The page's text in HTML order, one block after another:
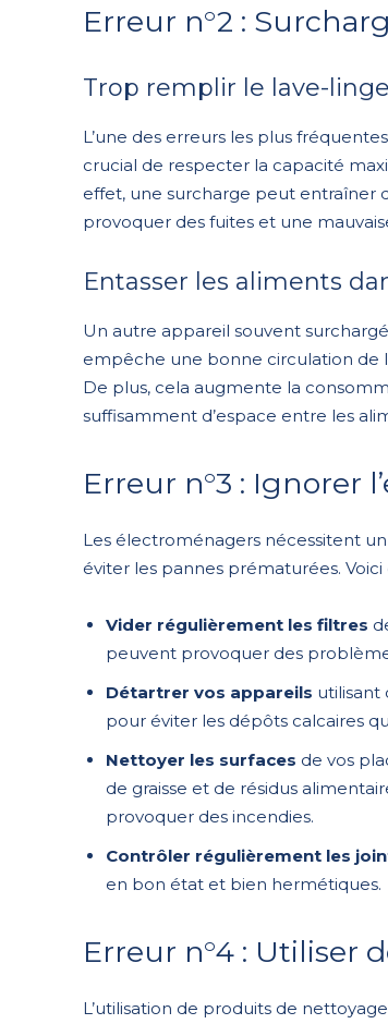
Erreur n°2 :
Trop remplir le lave-
L’une des erreurs les plus
crucial de respecter la capacité
effet, une surcharge peut entraîner
provoquer des fuites et une
Entasser les aliments
Un autre appareil souvent
empêche une bonne circulation de
De plus, cela augmente la
suffisamment d’espace entre les
Erreur n°3 : Ignorer
Les électroménagers nécessitent
éviter les pannes prématurées.
Vider régulièrement les filtres
peuvent provoquer des
Détartrer vos appareils utilisant
pour éviter les dépôts calcaires
Nettoyer les surfaces de vos
de graisse et de résidus
provoquer des incendies.
Contrôler régulièrement les
en bon état et bien hermétiques.
Erreur n°4 : Utiliser
L’utilisation de produits de